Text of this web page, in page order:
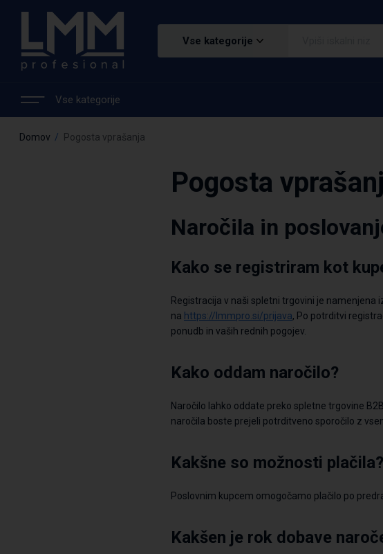
Vse kategorije
Vse kategorije
Domov Pogosta vprašanja
Pogosta
Naročila in
Kako se registriram kot
Registracija v naši spletni trgovini je
na https://lmmpro.si/prijava, Po potrditvi
ponudb in vaših rednih pogojev.
Kako oddam naročilo?
Naročilo lahko oddate preko spletne trgovine B2B
naročila boste prejeli potrditveno sporočilo z
Kakšne so možnosti plačila?
Poslovnim kupcem omogočamo plačilo po
Kakšen je rok dobave